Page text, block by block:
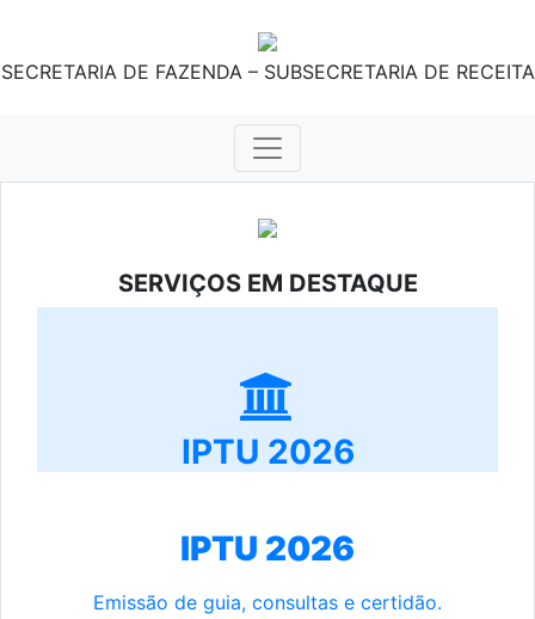
SECRETARIA DE FAZENDA – SUBSECRETARIA DE RECEITA
SERVIÇOS EM DESTAQUE
IPTU 2026
IPTU 2026
Emissão de guia, consultas e certidão.